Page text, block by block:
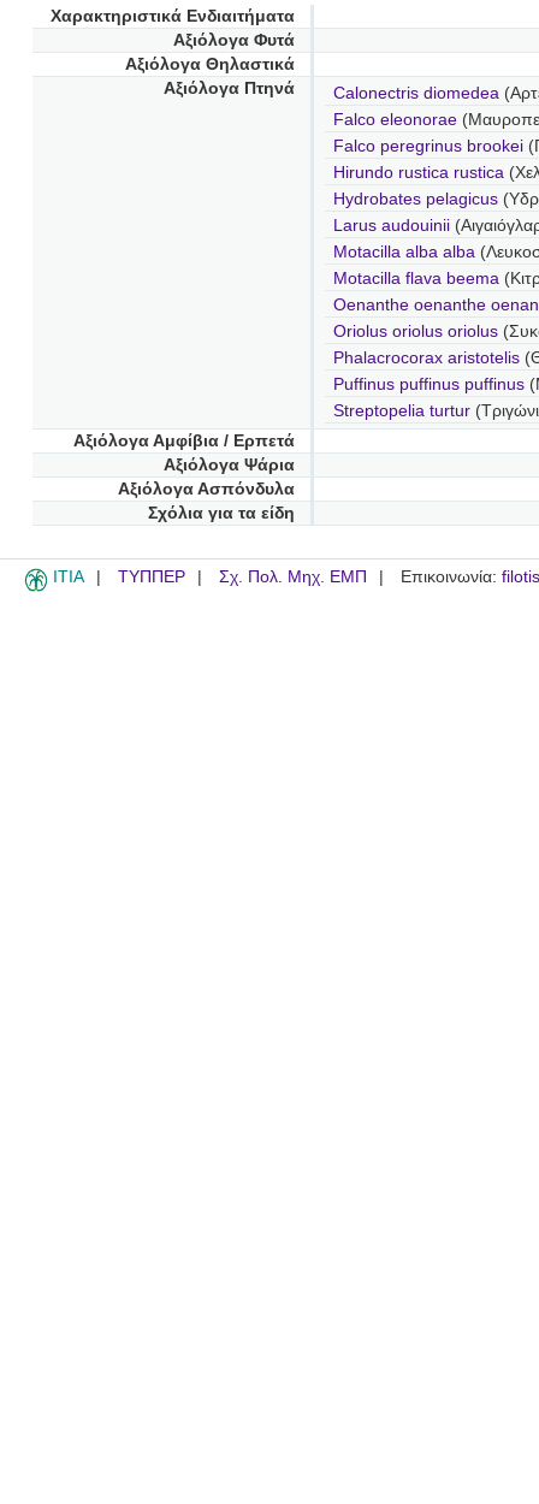
Χαρακτηριστικά Ενδιαιτήματα
Αξιόλογα Φυτά
Αξιόλογα Θηλαστικά
Αξιόλογα Πτηνά
Calonectris diomedea
Falco eleonorae
Falco peregrinus brookei
Hirundo rustica rustica
Hydrobates pelagicus
Larus audouinii
Motacilla alba alba
Motacilla flava beema
Oenanthe oenanthe
Oriolus oriolus oriolus
Phalacrocorax aristotelis
Puffinus puffinus puffinus
Streptopelia turtur
Αξιόλογα Αμφίβια / Ερπετά
Αξιόλογα Ψάρια
Αξιόλογα Ασπόνδυλα
Σχόλια για τα είδη
ITIA ΤΥΠΠΕΡ Σχ. Πολ. Μηχ. ΕΜΠ Επικοινωνία: